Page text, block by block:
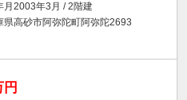
月2003年3月 / 2階建
県高砂市阿弥陀町阿弥陀2693